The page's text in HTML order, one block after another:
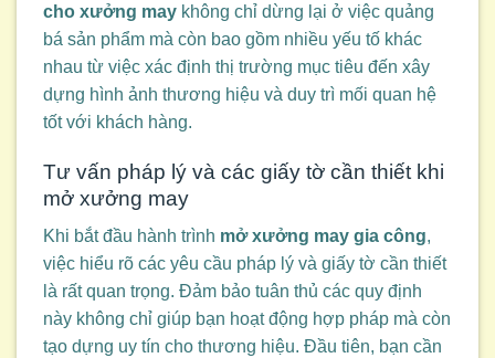
cho xưởng may không chỉ dừng lại ở việc quảng
bá sản phẩm mà còn bao gồm nhiều yếu tố khác
nhau từ việc xác định thị trường mục tiêu đến xây
dựng hình ảnh thương hiệu và duy trì mối quan hệ
tốt với khách hàng.
Tư vấn pháp lý và các giấy tờ cần thiết khi
mở xưởng may
Khi bắt đầu hành trình mở xưởng may gia công,
việc hiểu rõ các yêu cầu pháp lý và giấy tờ cần thiết
là rất quan trọng. Đảm bảo tuân thủ các quy định
này không chỉ giúp bạn hoạt động hợp pháp mà còn
tạo dựng uy tín cho thương hiệu. Đầu tiên, bạn cần